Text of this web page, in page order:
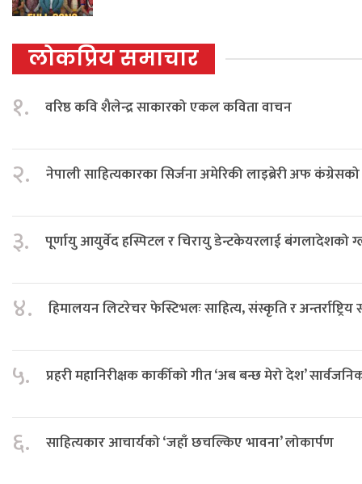
लोकप्रिय समाचार
१. वरिष्ठ कवि शैलेन्द्र साकारको एकल कविता वाचन
२. नेपाली साहित्यकारका सिर्जना अमेरिकी लाइब्रेरी अफ
३. पूर्णायु आयुर्वेद हस्पिटल र चिरायु डेन्टकेयरलाई बंगलादेशको
४. हिमालयन लिटरेचर फेस्टिभलः साहित्य, संस्कृति र अन्तर्राष्ट्रिय
५. प्रहरी महानिरीक्षक कार्कीको गीत ‘अब बन्छ मेरो देश’
६. साहित्यकार आचार्यको ‘जहाँ छचल्किए भावना’ लोकार्पण